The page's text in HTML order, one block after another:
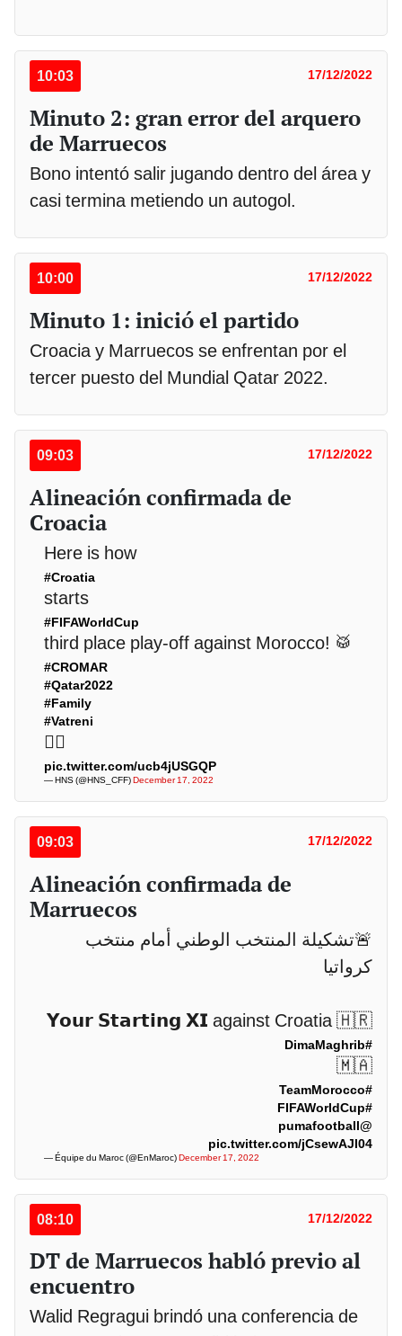
10:03 17/12/2022
Minuto 2: gran error del arquero
de Marruecos
Bono intentó salir jugando dentro del área y
casi termina metiendo un autogol.
10:00 17/12/2022
Minuto 1: inició el partido
Croacia y Marruecos se enfrentan por el
tercer puesto del Mundial Qatar 2022.
09:03 17/12/2022
Alineación confirmada de
Croacia
Here is how
#Croatia
starts
#FIFAWorldCup
third place play-off against Morocco! 🥁
#CROMAR
#Qatar2022
#Family
#Vatreni
❤️‍🔥
pic.twitter.com/ucb4jUSGQP
— HNS (@HNS_CFF)December 17, 2022
09:03 17/12/2022
Alineación confirmada de
Marruecos
🚨تشكيلة المنتخب الوطني أمام منتخب
كرواتيا
𝗬𝗼𝘂𝗿 𝗦𝘁𝗮𝗿𝘁𝗶𝗻𝗴 𝗫𝗜 against Croatia 🇭🇷
#DimaMaghrib
🇲🇦
#TeamMorocco
#FIFAWorldCup
@pumafootball
pic.twitter.com/jCsewAJl04
— Équipe du Maroc (@EnMaroc)December 17, 2022
08:10 17/12/2022
DT de Marruecos habló previo al
encuentro
Walid Regragui brindó una conferencia de